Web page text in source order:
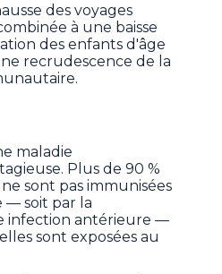
des voyages
à une baisse
des enfants d'âge
recrudescence de la
maladie
Plus de 90 %
sont pas immunisées
— soit par la
infection antérieure —
sont exposées au